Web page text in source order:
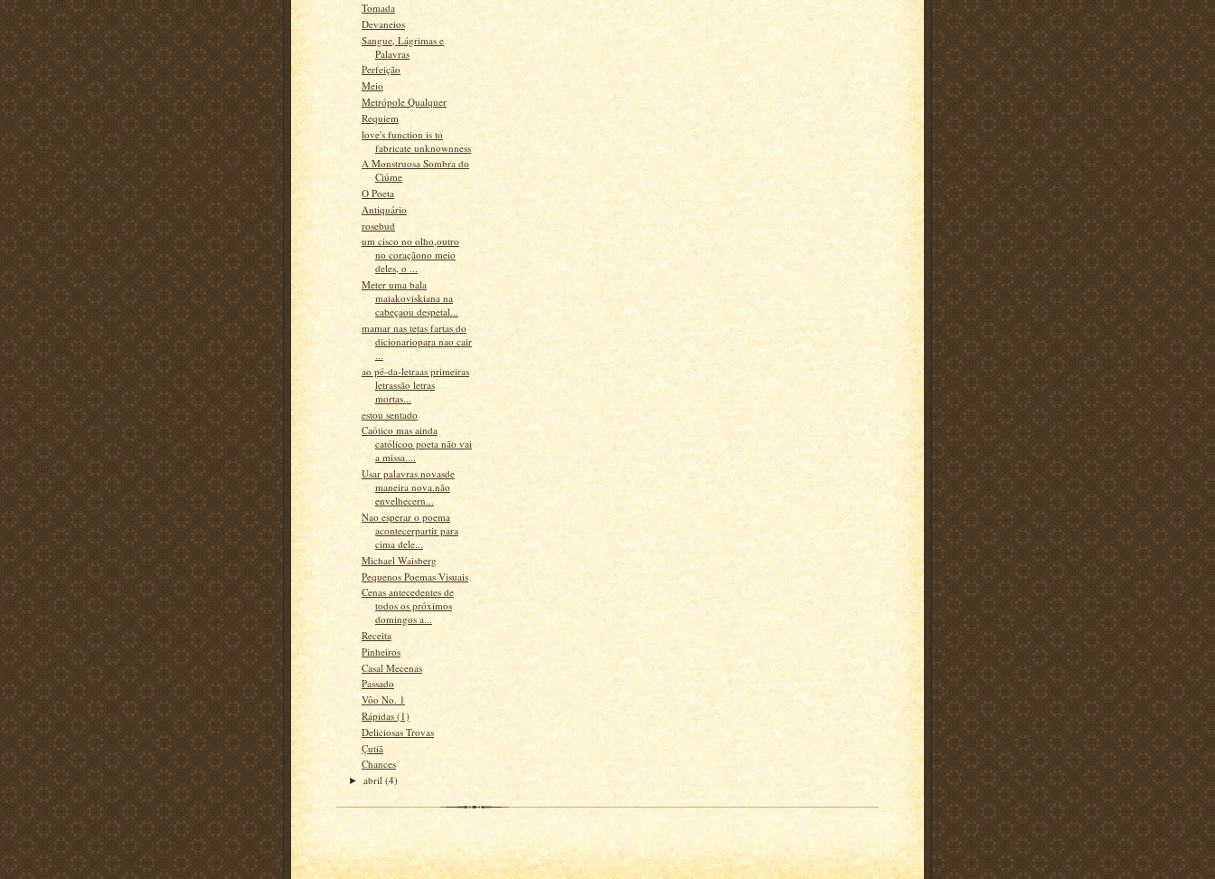
Tomada
Devaneios
Sangue, Lágrimas e
Palavras
Perfeição
Meio
Metrópole Qualquer
Requiem
love's function is to
fabricate unknownness
A Monstruosa Sombra do
Ciúme
O Poeta
Antiquário
rosebud
um cisco no olho,outro
no coraçãono meio
deles, o ...
Meter uma bala
maiakoviskiana na
cabeçaou despetal...
mamar nas tetas fartas do
dicionariopara nao cair
...
ao pé-da-letraas primeiras
letrassão letras
mortas...
estou sentado
Caótico mas ainda
católicoo poeta não vai
a missa....
Usar palavras novasde
maneira nova.não
envelhecern...
Nao esperar o poema
acontecerpartir para
cima dele...
Michael Waisberg
Pequenos Poemas Visuais
Cenas antecedentes de
todos os próximos
domingos a...
Receita
Pinheiros
Casal Mecenas
Passado
Vôo No. 1
Rápidas (1)
Deliciosas Trovas
Çutiã
Chances
►abril(4)